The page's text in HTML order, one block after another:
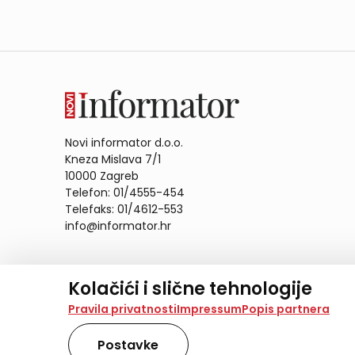
Kolačići i slične tehnologije
Na našoj web stranici koristimo kolačiće i slične
analiziramo promet na stranici te prikazujemo
također koriste ove tehnologije.
Pravila privatnostiImpressumPopis partnera
Postavke
Novi informator d.o.o.
Kneza Mislava 7/1
10000 Zagreb
Telefon: 01/4555-454
Telefaks: 01/4612-553
info@informator.hr